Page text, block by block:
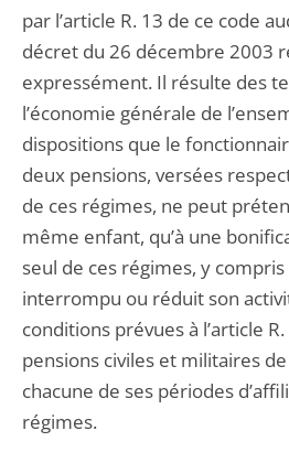
par l’article R. 13 de ce code
décret du 26 décembre 2003
expressément. Il résulte des
l’économie générale de
dispositions que le
deux pensions, versées
de ces régimes, ne peut
même enfant, qu’à une
seul de ces régimes, y compris
interrompu ou réduit son
conditions prévues à l’article
pensions civiles et militaires
chacune de ses périodes
régimes.